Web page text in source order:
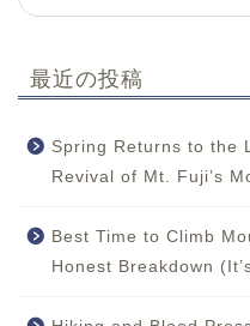
最近の投稿
Spring Returns to the
Revival of Mt. Fuji’s
Best Time to Climb
Honest Breakdown